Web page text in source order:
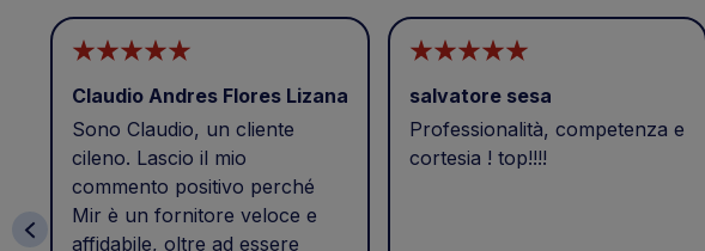
Claudio Andres Flores Lizana
Sono Claudio, un cliente
cileno. Lascio il mio
commento positivo perché
Mir è un fornitore veloce e
affidabile, oltre ad essere
salvatore sesa
Professionalità, competenza e
cortesia ! top!!!!